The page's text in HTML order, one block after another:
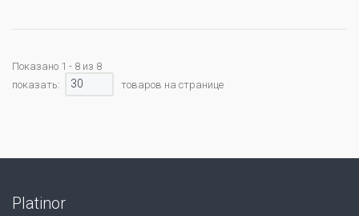
Показано 1 - 8 из 8
показать:
30 товаров на странице
Platinor